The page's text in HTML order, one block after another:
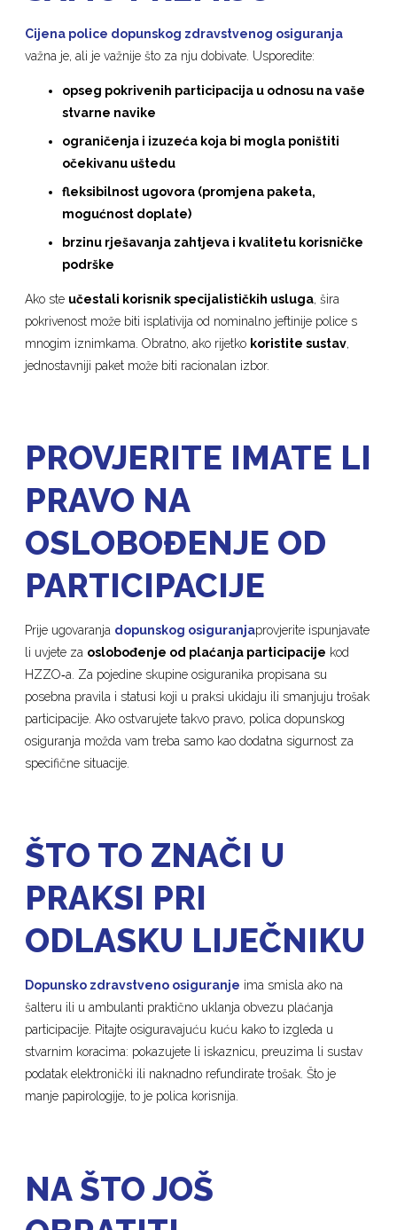
Cijena police dopunskog zdravstvenog osiguranja
važna je, ali je važnije što za nju dobivate. Usporedite:
opseg pokrivenih participacija u odnosu na vaše
stvarne navike
ograničenja i izuzeća koja bi mogla poništiti
očekivanu uštedu
fleksibilnost ugovora (promjena paketa,
mogućnost doplate)
brzinu rješavanja zahtjeva i kvalitetu korisničke
podrške
Ako ste učestali korisnik specijalističkih usluga, šira
pokrivenost može biti isplativija od nominalno jeftinije police s
mnogim iznimkama. Obratno, ako rijetko koristite sustav,
jednostavniji paket može biti racionalan izbor.
PROVJERITE IMATE LI
PRAVO NA
OSLOBOĐENJE OD
PARTICIPACIJE
Prije ugovaranja dopunskog osiguranjaprovjerite ispunjavate
li uvjete za oslobođenje od plaćanja participacije kod
HZZO‑a. Za pojedine skupine osiguranika propisana su
posebna pravila i statusi koji u praksi ukidaju ili smanjuju trošak
participacije. Ako ostvarujete takvo pravo, polica dopunskog
osiguranja možda vam treba samo kao dodatna sigurnost za
specifične situacije.
ŠTO TO ZNAČI U
PRAKSI PRI
ODLASKU LIJEČNIKU
Dopunsko zdravstveno osiguranje ima smisla ako na
šalteru ili u ambulanti praktično uklanja obvezu plaćanja
participacije. Pitajte osiguravajuću kuću kako to izgleda u
stvarnim koracima: pokazujete li iskaznicu, preuzima li sustav
podatak elektronički ili naknadno refundirate trošak. Što je
manje papirologije, to je polica korisnija.
NA ŠTO JOŠ